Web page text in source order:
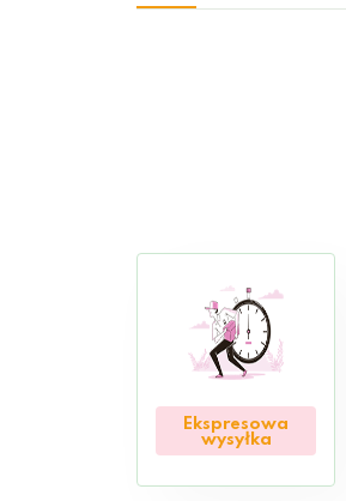
Ekspresowa
wysyłka